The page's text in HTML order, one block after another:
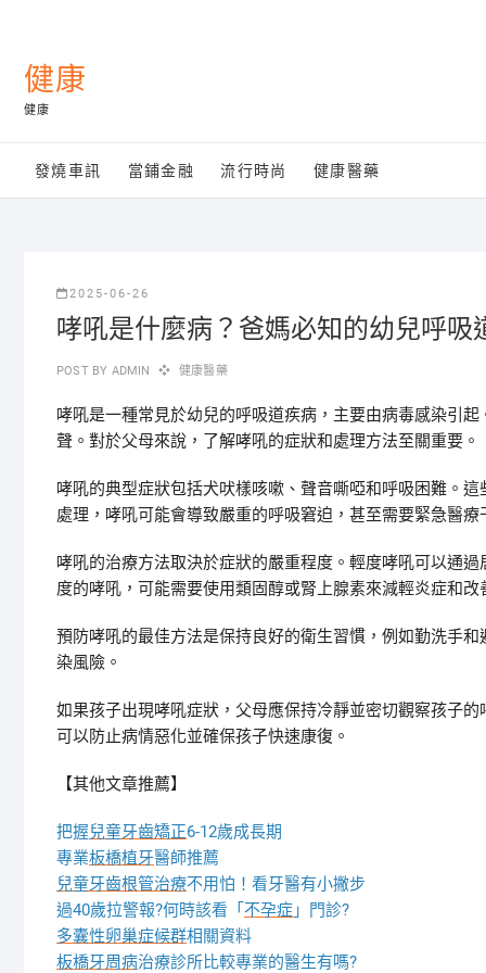
content健康
健康
發燒車訊 當鋪金融 流行時尚 健康醫藥
2025-06-26
哮吼是什麼病？爸媽必知的幼兒呼吸
POST BY ADMIN 健康醫藥
哮吼是一種常見於幼兒的呼吸道疾病，主要由病毒感染引
聲。對於父母來說，了解哮吼的症狀和處理方法至關重要。
哮吼的典型症狀包括犬吠樣咳嗽、聲音嘶啞和呼吸困難。
處理，哮吼可能會導致嚴重的呼吸窘迫，甚至需要緊急醫療
哮吼的治療方法取決於症狀的嚴重程度。輕度哮吼可以通
度的哮吼，可能需要使用類固醇或腎上腺素來減輕炎症和改
預防哮吼的最佳方法是保持良好的衛生習慣，例如勤洗手
染風險。
如果孩子出現哮吼症狀，父母應保持冷靜並密切觀察孩子
可以防止病情惡化並確保孩子快速康復。
【其他文章推薦】
把握兒童牙齒矯正6-12歲成長期
專業板橋植牙醫師推薦
兒童牙齒根管治療不用怕！看牙醫有小撇步
過40歲拉警報?何時該看「 不孕症 」門診?
多囊性卵巢症候群相關資料
板橋牙周病治療診所比較專業的醫生有嗎?